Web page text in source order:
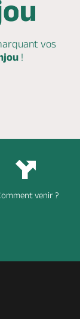
vos
!
venir ?